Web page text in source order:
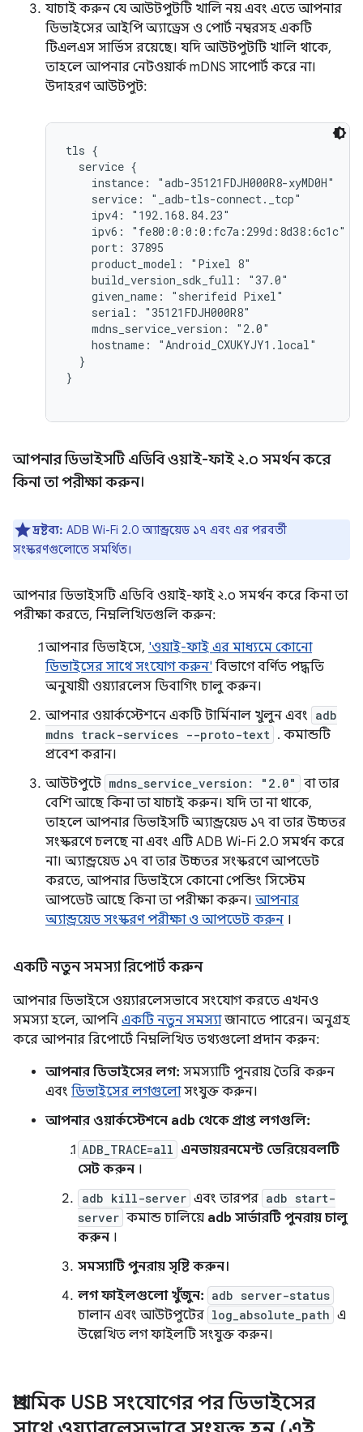
যাচাই করুন যে আউটপুটটি খালি নয় এবং এতে আপনার
ডিভাইসের আইপি অ্যাড্রেস ও পোর্ট নম্বরসহ একটি
টিএলএস সার্ভিস রয়েছে। যদি আউটপুটটি খালি থাকে,
তাহলে আপনার নেটওয়ার্ক mDNS সাপোর্ট করে না।
উদাহরণ আউটপুট:
tls {
  service {
    instance: "adb-35121FDJH000R8-xyMD0H"
    service: "_adb-tls-connect._tcp"
    ipv4: "192.168.84.23"
    ipv6: "fe80:0:0:0:fc7a:299d:8d38:6c1c"
    port: 37895
    product_model: "Pixel 8"
    build_version_sdk_full: "37.0"
    given_name: "sherifeid Pixel"
    serial: "35121FDJH000R8"
    mdns_service_version: "2.0"
    hostname: "Android_CXUKYJY1.local"
  }
}
আপনার ডিভাইসটি এডিবি ওয়াই-ফাই ২.০ সমর্থন করে
কিনা তা পরীক্ষা করুন।
দ্রষ্টব্য: ADB Wi-Fi 2.0 অ্যান্ড্রয়েড ১৭ এবং এর পরবর্তী
সংস্করণগুলোতে সমর্থিত।
আপনার ডিভাইসটি এডিবি ওয়াই-ফাই ২.০ সমর্থন করে কিনা তা
পরীক্ষা করতে, নিম্নলিখিতগুলি করুন:
আপনার ডিভাইসে, 'ওয়াই-ফাই এর মাধ্যমে কোনো
ডিভাইসের সাথে সংযোগ করুন' বিভাগে বর্ণিত পদ্ধতি
অনুযায়ী ওয়্যারলেস ডিবাগিং চালু করুন।
আপনার ওয়ার্কস্টেশনে একটি টার্মিনাল খুলুন এবং adb
mdns track-services --proto-text . কমান্ডটি
প্রবেশ করান।
আউটপুটে mdns_service_version: "2.0"
বা তার
বেশি আছে কিনা তা যাচাই করুন। যদি তা না থাকে,
তাহলে আপনার ডিভাইসটি অ্যান্ড্রয়েড ১৭ বা তার উচ্চতর
সংস্করণে চলছে না এবং এটি ADB Wi-Fi 2.0 সমর্থন করে
না। অ্যান্ড্রয়েড ১৭ বা তার উচ্চতর সংস্করণে আপডেট
করতে, আপনার ডিভাইসে কোনো পেন্ডিং সিস্টেম
আপডেট আছে কিনা তা পরীক্ষা করুন। আপনার
অ্যান্ড্রয়েড সংস্করণ পরীক্ষা ও আপডেট করুন ।
একটি নতুন সমস্যা রিপোর্ট করুন
আপনার ডিভাইসে ওয়্যারলেসভাবে সংযোগ করতে এখনও
সমস্যা হলে, আপনি একটি নতুন সমস্যাজানাতে পারেন। অনুগ্রহ
করে আপনার রিপোর্টে নিম্নলিখিত তথ্যগুলো প্রদান করুন:
আপনার ডিভাইসের লগ: সমস্যাটি পুনরায় তৈরি করুন
এবং ডিভাইসের লগগুলোসংযুক্ত করুন।
আপনার ওয়ার্কস্টেশনে adb থেকে প্রাপ্ত লগগুলি:
ADB_TRACE=all এনভায়রনমেন্ট ভেরিয়েবলটি
সেট করুন ।
adb kill-server এবং তারপর adb start-
server কমান্ড চালিয়ে adb সার্ভারটি পুনরায় চালু
করুন ।
সমস্যাটি পুনরায় সৃষ্টি করুন।
লগ ফাইলগুলো খুঁজুন: adb server-status
চালান এবং আউটপুটের log_absolute_path এ
উল্লেখিত লগ ফাইলটি সংযুক্ত করুন।
প্রাথমিক USB সংযোগের পর ডিভাইসের